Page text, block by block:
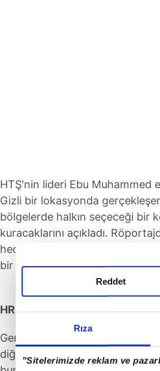
Rıza
"Sitelerimizde reklam ve
Reddet
HTŞ'nin lideri Ebu Muhammed
Gizli bir lokasyonda
bölgelerde halkın seçeceği bir
kuracaklarını açıkladı.
hedeflediklerini söyleyen
bir konsey ile kurumsal bir
HRİSTİYANLAR ZULÜM
Gerçek adı Ahmed Hüseyin el
diğer azınlıkların zulüm